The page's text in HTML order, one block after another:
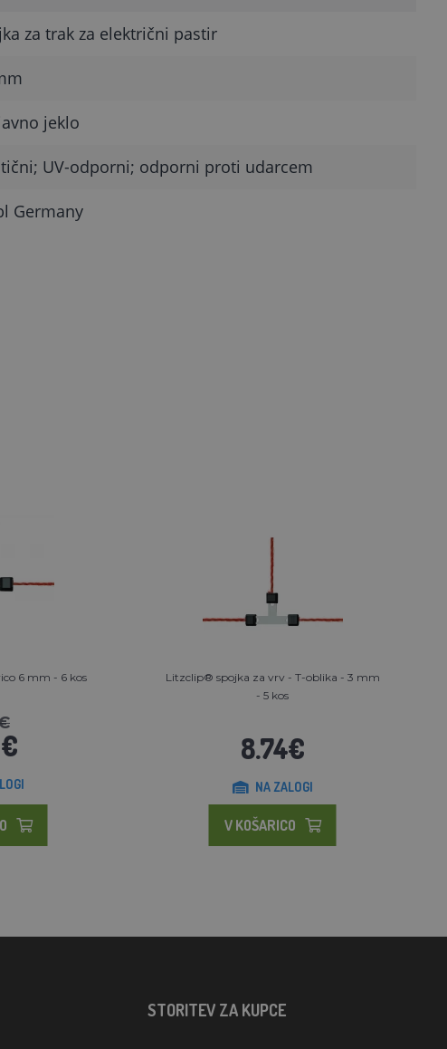
za trak za električni pastir
jeklo
UV-odporni; odporni proti udarcem
Germany
6 mm - 6 kos
Litzclip® spojka za vrv - T-oblika - 3 mm
- 5 kos
8.74€
NA ZALOGI
V KOŠARICO
STORITEV ZA KUPCE